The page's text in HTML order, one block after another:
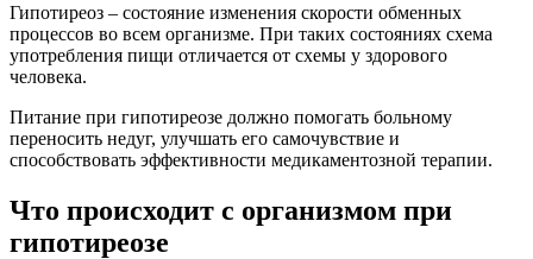
Гипотиреоз – состояние изменения скорости обменных
процессов во всем организме. При таких состояниях схема
употребления пищи отличается от схемы у здорового
человека.
Питание при гипотиреозе должно помогать больному
переносить недуг, улучшать его самочувствие и
способствовать эффективности медикаментозной терапии.
Что происходит с организмом при
гипотиреозе